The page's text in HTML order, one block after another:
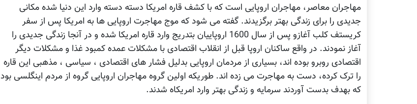
مهاجران معاصر، مهاجران اروپایی است که با کشف قاره امریکا دسته دسته وارد این دنیا شده مکانی
جدیدی را برای زندگی بهتر برگزیدند. گفته می شود که موج مهاجرت اروپایی ها به امریکا پس از سفر
کریستف کلب آغازو پس از سال 1600 اروپاییان بتدریج وارد قاره امریکا شده و در آنجا زندگی جدیدی را
آغاز نمودند. در واقع ساکنان اروپا قبل از انقلاب اقتصادی با مشکلات عمده کمبود غذا و مشکلات دیگر
اقتصادی روبرو بوده اند، بسیاری از مردمان اروپایی بدلیل فشار های اقتصادی ، سیاسی ، مذهبی این قاره
را ترک کرده، دست به مهاجرت می زده اند. طوریکه اولین گروه مهاجران اروپایی گروه از مردم اینگلسی بود
که بهدف بدست آوردند سرمایه و زندگی بهتر وارد امریکاه شدند.